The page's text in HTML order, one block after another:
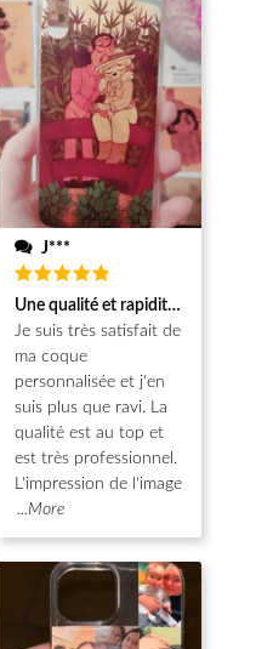
J***
Note5
sur 5
Une qualité et rapidité au top!
Je suis très satisfait de
ma coque
personnalisée et j'en
suis plus que ravi. La
qualité est au top et
est très professionnel.
L'impression de l'image
...More